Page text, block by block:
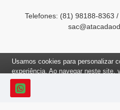
Telefones: (81) 98188-
Roupas no Atacado 2012-2022,
Usamos cookies para personalizar
experiência. Ao navegar neste site,
Política de Cookies.